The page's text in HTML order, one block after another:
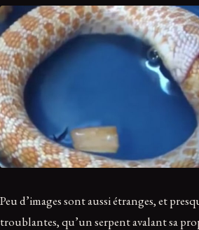
Peu d’images sont aussi étranges, et
troublantes, qu’un serpent avalant sa